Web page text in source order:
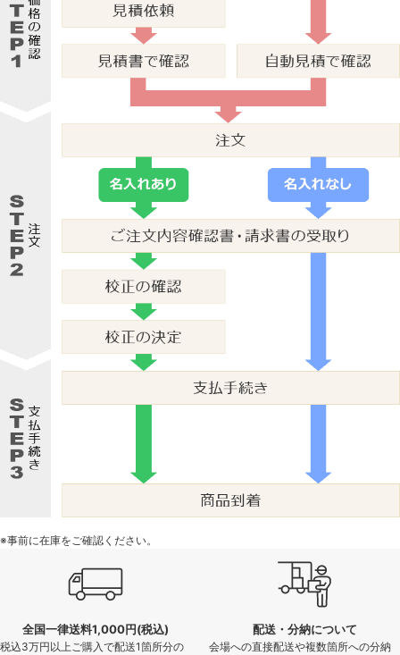
※事前に在庫をご確認ください。
全国一律送料1,000円(税込)
税込3万円以上ご購入で配送1箇所分の
配送・分納について
会場への直接配送や複数箇所への分納